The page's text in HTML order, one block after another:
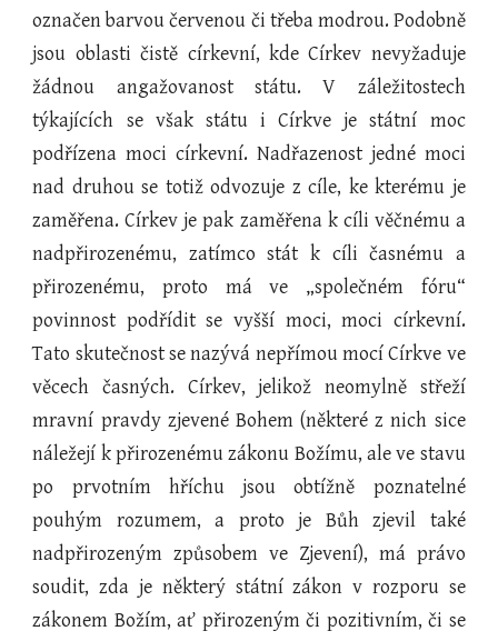
označen barvou červenou či třeba modrou. Podobně
jsou oblasti čistě církevní, kde Církev nevyžaduje
žádnou angažovanost státu. V záležitostech
týkajících se však státu i Církve je státní moc
podřízena moci církevní. Nadřazenost jedné moci
nad druhou se totiž odvozuje z cíle, ke kterému je
zaměřena. Církev je pak zaměřena k cíli věčnému a
nadpřirozenému, zatímco stát k cíli časnému a
přirozenému, proto má ve „společném fóru“
povinnost podřídit se vyšší moci, moci církevní.
Tato skutečnost se nazývá nepřímou mocí Církve ve
věcech časných. Církev, jelikož neomylně střeží
mravní pravdy zjevené Bohem (některé z nich sice
náležejí k přirozenému zákonu Božímu, ale ve stavu
po prvotním hříchu jsou obtížně poznatelné
pouhým rozumem, a proto je Bůh zjevil také
nadpřirozeným způsobem ve Zjevení), má právo
soudit, zda je některý státní zákon v rozporu se
zákonem Božím, ať přirozeným či pozitivním, či se